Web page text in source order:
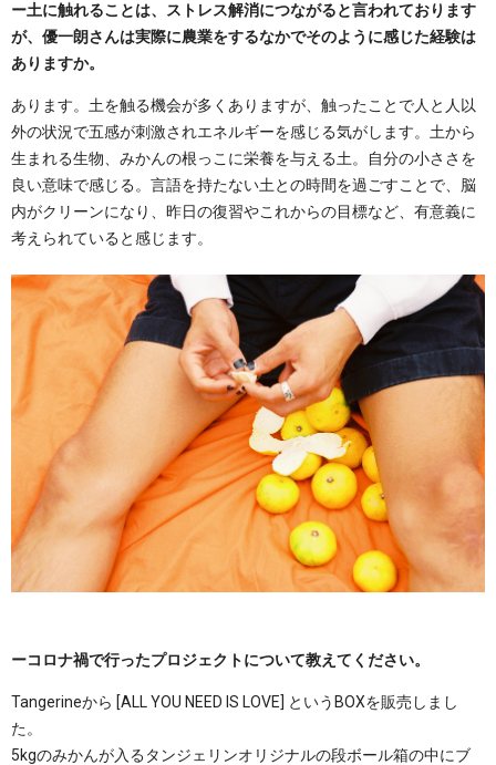
ー土に触れることは、ストレス解消につながると言われております
が、優一朗さんは実際に農業をするなかでそのように感じた経験は
ありますか。
あります。土を触る機会が多くありますが、触ったことで人と人以
外の状況で五感が刺激されエネルギーを感じる気がします。土から
生まれる生物、みかんの根っこに栄養を与える土。自分の小ささを
良い意味で感じる。言語を持たない土との時間を過ごすことで、脳
内がクリーンになり、昨日の復習やこれからの目標など、有意義に
考えられていると感じます。
ーコロナ禍で行ったプロジェクトについて教えてください。
Tangerineから [ALL YOU NEED IS LOVE] というBOXを販売しまし
た。
5kgのみかんが入るタンジェリンオリジナルの段ボール箱の中にブ